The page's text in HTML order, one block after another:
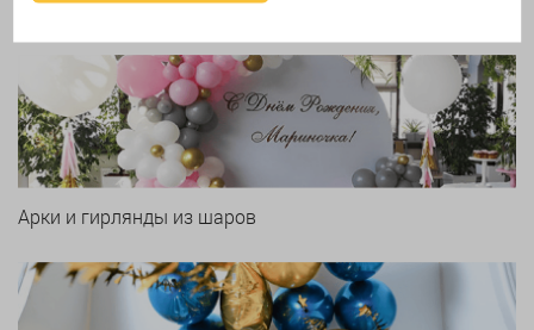
Печать логотипа
Арки и гирлянды из шаров